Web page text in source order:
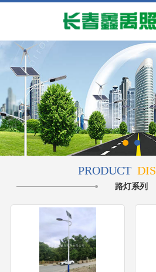
PRODUCT
路灯系列